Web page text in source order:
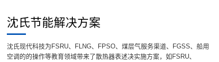
沈氏节能解决方案
沈氏现代科技为FSRU、FLNG、FPSO、煤层气服务渠道、FGSS、船用
空调的的操作等教育领域带来了散热器表述决实施方案，如FSRU、